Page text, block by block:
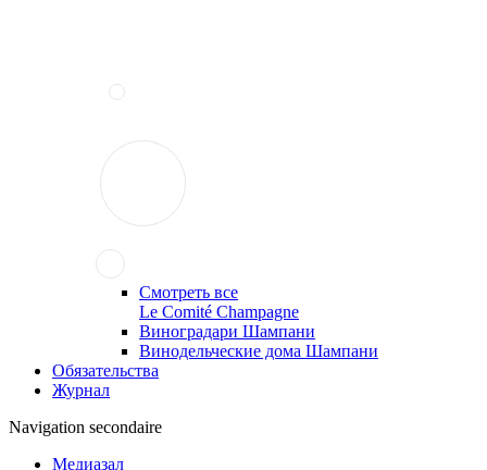
Смотреть все
Le Comité Champagne
Виноградари Шампани
Винодельческие дома Шампани
Обязательства
Журнал
Navigation secondaire
Медиазал